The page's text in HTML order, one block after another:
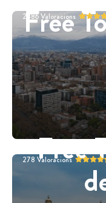
Free
2886Valoracions
Free
278 Valoracions